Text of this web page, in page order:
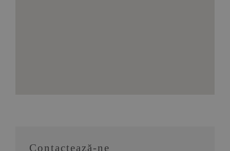
Contactează-ne